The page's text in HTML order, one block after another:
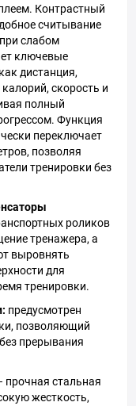
Контрастный
считывание
слабом
ключевые
дистанция,
скорость и
полный
Функция
переключает
позволяя
тренировки без
роликов
тренажера, а
выровнять
для
тренировки.
предусмотрен
позволяющий
прерывания
прочная стальная
жесткость,